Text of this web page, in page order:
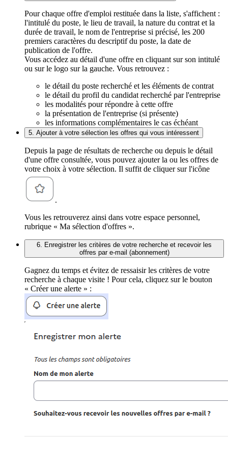
Pour chaque offre d'emploi restituée dans la liste, s'affichent :
l'intitulé du poste, le lieu de travail, la nature du contrat et la
durée de travail, le nom de l'entreprise si précisé, les 200
premiers caractères du descriptif du poste, la date de
publication de l'offre.
Vous accédez au détail d'une offre en cliquant sur son intitulé
ou sur le logo sur la gauche. Vous retrouvez :
le détail du poste recherché et les éléments de contrat
le détail du profil du candidat recherché par l'entreprise
les modalités pour répondre à cette offre
la présentation de l'entreprise (si présente)
les informations complémentaires le cas échéant
5. Ajouter à votre sélection les offres qui vous intéressent
Depuis la page de résultats de recherche ou depuis le détail
d'une offre consultée, vous pouvez ajouter la ou les offres de
votre choix à votre sélection. Il suffit de cliquer sur l'icône
.
Vous les retrouverez ainsi dans votre espace personnel,
rubrique « Ma sélection d'offres ».
6. Enregistrer les critères de votre recherche et recevoir les
offres par e-mail (abonnement)
Gagnez du temps et évitez de ressaisir les critères de votre
recherche à chaque visite ! Pour cela, cliquez sur le bouton
« Créer une alerte » :